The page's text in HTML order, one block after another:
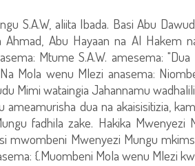
S.A.W, aliita Ibada. Basi Abu
Ahmad, Abu Hayaan na Al Hakem
Mtume S.A.W. amesema:
Mola wenu Mlezi anasema:
Mimi wataingia Jahannamu
dua na akaisisitizia,
fadhila zake. Hakika
mwombeni Mwenyezi Mungu
{.Muombeni Mola wenu Mlezi